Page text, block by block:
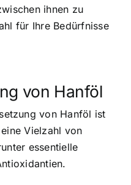
ihnen zu
für Ihre Bedürfnisse
von Hanföl
von Hanföl ist
Vielzahl von
essentielle